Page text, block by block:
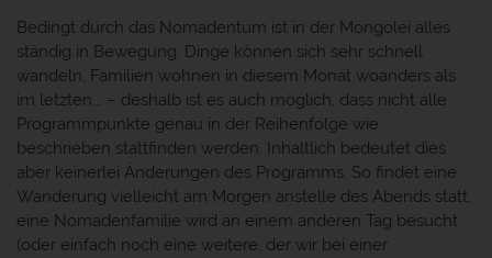
Bedingt durch das Nomadentum ist in der Mongolei alles
ständig in Bewegung. Dinge können sich sehr schnell
wandeln, Familien wohnen in diesem Monat woanders als
im letzten... – deshalb ist es auch möglich, dass nicht alle
Programmpunkte genau in der Reihenfolge wie
beschrieben stattfinden werden. Inhaltlich bedeutet dies
aber keinerlei Änderungen des Programms. So findet eine
Wanderung vielleicht am Morgen anstelle des Abends statt,
eine Nomadenfamilie wird an einem anderen Tag besucht
(oder einfach noch eine weitere, der wir bei einer